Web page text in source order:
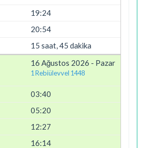
19:24
20:54
15 saat, 45 dakika
16 Ağustos 2026 - Pazar
1 Rebiülevvel 1448
03:40
05:20
12:27
16:14